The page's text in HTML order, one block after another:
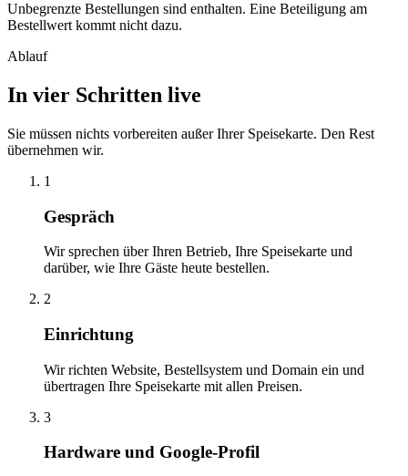
Unbegrenzte Bestellungen sind enthalten. Eine Beteiligung am
Bestellwert kommt nicht dazu.
Ablauf
In vier Schritten live
Sie müssen nichts vorbereiten außer Ihrer Speisekarte. Den Rest
übernehmen wir.
1
Gespräch
Wir sprechen über Ihren Betrieb, Ihre Speisekarte und
darüber, wie Ihre Gäste heute bestellen.
2
Einrichtung
Wir richten Website, Bestellsystem und Domain ein und
übertragen Ihre Speisekarte mit allen Preisen.
3
Hardware und Google-Profil